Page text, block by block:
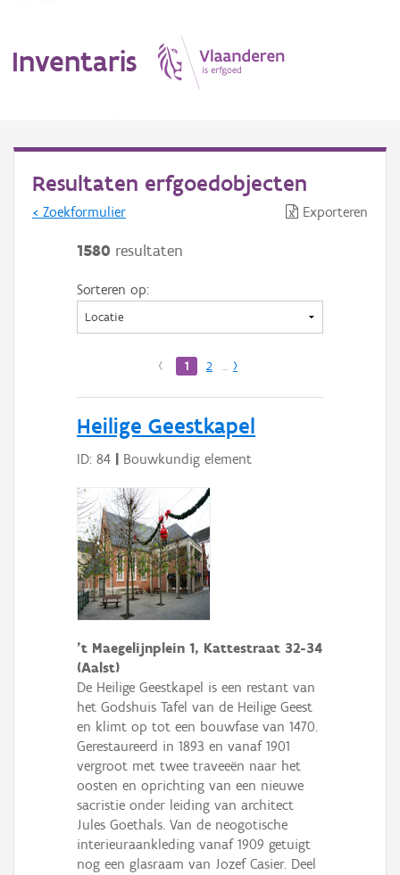
Inventaris
Erfgoedobject
Aanduidingsobject
Waarneming
Resultaten erfgoedobjecten
< Zoekformulier Exporteren
1580 resultaten
Sorteren op:
‹ 1 2 … ›
Heilige Geestkapel
ID: 84 | Bouwkundig element
't Maegelijnplein 1, Kattestraat 32-34
(Aalst)
De Heilige Geestkapel is een restant van
het Godshuis Tafel van de Heilige Geest
en klimt op tot een bouwfase van 1470.
Gerestaureerd in 1893 en vanaf 1901
vergroot met twee traveeën naar het
oosten en oprichting van een nieuwe
sacristie onder leiding van architect
Jules Goethals. Van de neogotische
interieuraankleding vanaf 1909 getuigt
nog een glasraam van Jozef Casier. Deel